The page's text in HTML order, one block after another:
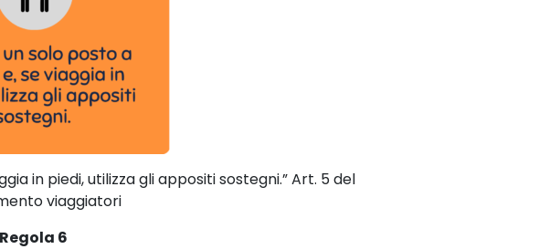
in piedi, utilizza gli appositi sostegni.” Art. 5 del
viaggiatori
Regola 6